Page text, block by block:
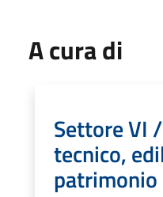
A cura di
Settore VI
tecnico,
patrimonio